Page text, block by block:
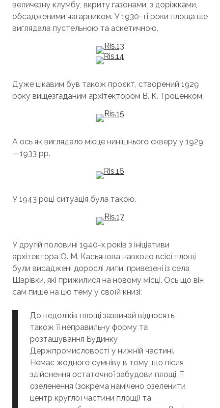
величезну клумбу, вкриту газонами, з доріжками,
обсадженими чагарником. У 1930-ті роки площа ще
виглядала пустельною та аскетичною.
Дуже цікавим був також проєкт, створений 1929
року вищезгаданим архітектором В. К. Троценком.
А ось як виглядало місце нинішнього скверу у 1929
—1933 рр.
У 1943 році ситуація була такою.
У другій половині 1940-х років з ініціативи
архітектора О. М. Касьянова навколо всієї площі
були висаджені дорослі липи, привезені із села
Шарівки, які прижилися на новому місці. Ось що він
сам пише на цю тему у своїй книзі:
До недоліків площі зазвичай відносять
також її неправильну форму та
розташування Будинку
Держпромисловості у нижній частині.
Немає жодного сумніву в тому, що після
здійснення остаточної забудови площі, її
озеленення (зокрема намічено озеленити
центр круглої частини площі) та